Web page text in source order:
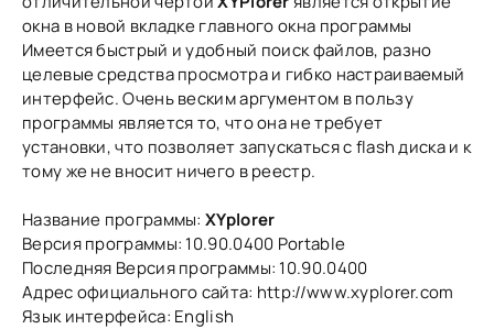
окна в новой вкладке главного окна программы
Имеется быстрый и удобный поиск файлов, разно
целевые средства просмотра и гибко настраиваемый
интерфейс. Очень веским аргументом в пользу
программы является то, что она не требует
установки, что позволяет запускаться с flash диска и к
тому же не вносит ничего в реестр.
Название программы: XYplorer
Версия программы: 10.90.0400 Portable
Последняя Версия программы: 10.90.0400
Адрес официального сайта: http://www.xyplorer.com
Язык интерфейса: English